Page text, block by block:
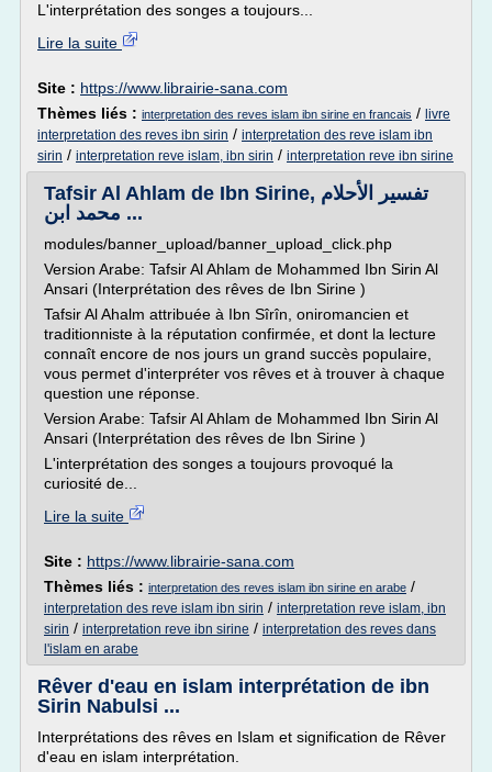
L'interprétation des songes a toujours...
Lire la suite
Site : https://www.librairie-sana.com
Thèmes liés : interpretation des reves islam ibn sirine en francais / livre
interpretation des reves ibn sirin / interpretation des reve islam ibn
sirin / interpretation reve islam, ibn sirin / interpretation reve ibn sirine
Tafsir Al Ahlam de Ibn Sirine, تفسير الأحلام
محمد ابن ...
modules/banner_upload/banner_upload_click.php
Version Arabe: Tafsir Al Ahlam de Mohammed Ibn Sirin Al
Ansari (Interprétation des rêves de Ibn Sirine )
Tafsir Al Ahalm attribuée à Ibn Sîrîn, oniromancien et
traditionniste à la réputation confirmée, et dont la lecture
connaît encore de nos jours un grand succès populaire,
vous permet d'interpréter vos rêves et à trouver à chaque
question une réponse.
Version Arabe: Tafsir Al Ahlam de Mohammed Ibn Sirin Al
Ansari (Interprétation des rêves de Ibn Sirine )
L'interprétation des songes a toujours provoqué la
curiosité de...
Lire la suite
Site : https://www.librairie-sana.com
Thèmes liés : interpretation des reves islam ibn sirine en arabe /
interpretation des reve islam ibn sirin / interpretation reve islam, ibn
sirin / interpretation reve ibn sirine / interpretation des reves dans
l'islam en arabe
Rêver d'eau en islam interprétation de ibn
Sirin Nabulsi ...
Interprétations des rêves en Islam et signification de Rêver
d'eau en islam interprétation.